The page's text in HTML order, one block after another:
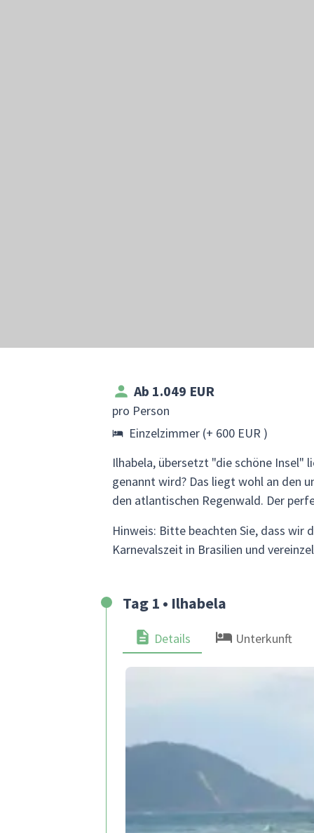
Ab 1.049 EUR
pro Person
Einzelzimmer (+ 600 EUR )
Ilhabela, übersetzt "die schöne Insel"
genannt wird? Das liegt wohl an den
den atlantischen Regenwald. Der
Hinweis: Bitte beachten Sie, dass wir
Karnevalszeit in Brasilien und
Tag 1 • Ilhabela
Details Unterkunft